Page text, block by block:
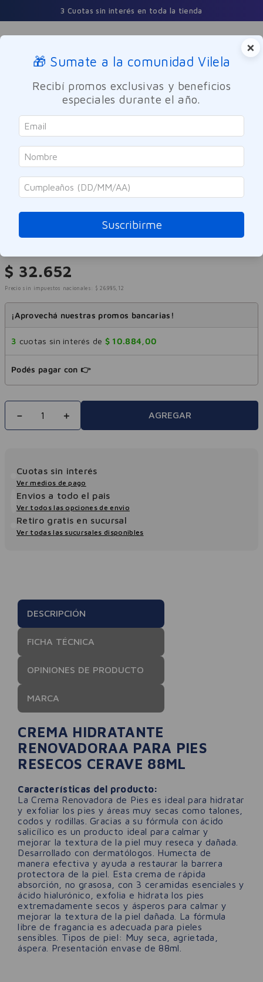
3 Cuotas sin interés en toda la tienda
Buscar
Dermocosmetica Corporal
Cerave
Crema Hidratante Renovadora
Para Pies Resecos CeraVe 88ml
$ 32.652
Precio sin impuestos nacionales: $ 26.985, 12
¡Aprovechá nuestras promos bancarias!
3 cuotas sin interés de $ 10.884,00
Podés pagar con 👉
＋
－ AGREGAR
Cuotas sin interés
Ver medios de pago
Envios a todo el pais
Ver todos las opciones de envio
Retiro gratis en sucursal
Ver todas las sucursales disponibles
DESCRIPCIÓN
FICHA TÉCNICA
OPINIONES DE PRODUCTO
MARCA
CREMA HIDRATANTE
RENOVADORAA PARA PIES
RESECOS CERAVE 88ML
Características del producto:
La Crema Renovadora de Pies es ideal para hidratar
y exfoliar los pies y áreas muy secas como talones,
codos y rodillas. Gracias a su fórmula con ácido
salicílico es un producto ideal para calmar y
mejorar la textura de la piel muy reseca y dañada.
Desarrollado con dermatólogos. Humecta de
manera efectiva y ayuda a restaurar la barrera
protectora de la piel. Esta crema de rápida
absorción, no grasosa, con 3 ceramidas esenciales y
ácido hialurónico, exfolia e hidrata los pies
extremadamente secos y ásperos para calmar y
mejorar la textura de la piel dañada. La fórmula
libre de fragancia es adecuada para pieles
sensibles. Tipos de piel: Muy seca, agrietada,
áspera. Presentación envase de 88ml.
×
🎁 Sumate a la comunidad Vilela
Recibí promos exclusivas y beneficios
especiales durante el año.
Suscribirme